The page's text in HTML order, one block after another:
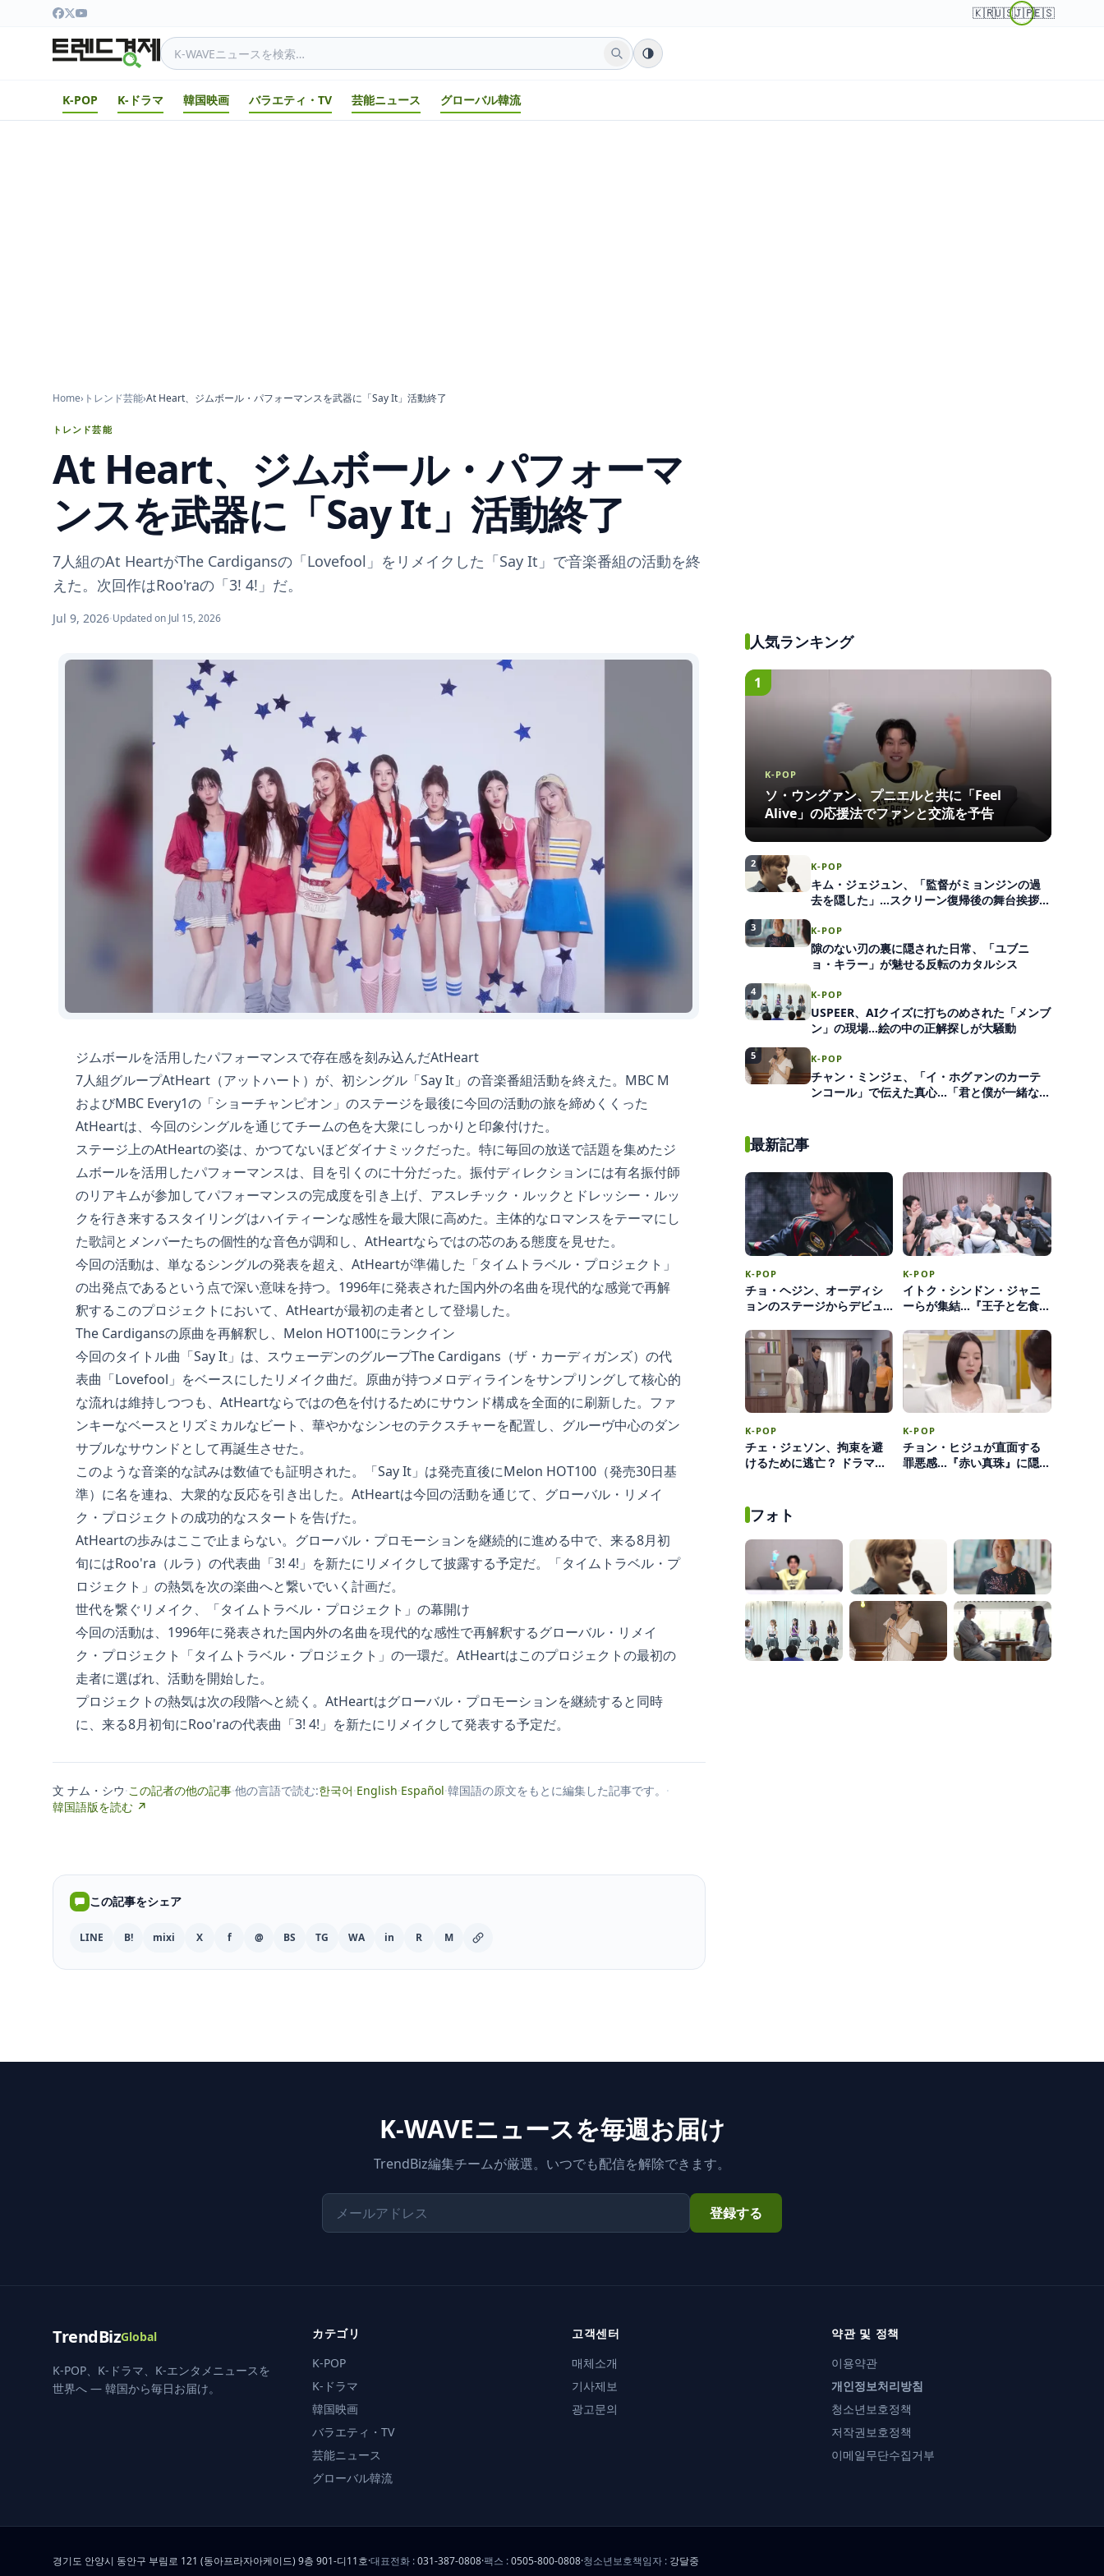
🇰🇷🇺🇸🇯🇵🇪🇸
K-POP K-ドラマ 韓国映画 バラエティ・TV 芸能ニュース グローバル韓流
Home› トレンド芸能›At Heart、ジムボール・パフォーマンスを武器に「Say It」活動終了
トレンド芸能
At Heart、ジムボール・パフォーマ
ンスを武器に「Say It」活動終了
7人組のAt HeartがThe Cardigansの「Lovefool」をリメイクした「Say It」で音楽番組の活動を終
えた。次回作はRoo'raの「3! 4!」だ。
Jul 9, 2026·Updated on Jul 15, 2026
ジムボールを活用したパフォーマンスで存在感を刻み込んだAtHeart
7人組グループAtHeart（アットハート）が、初シングル「Say It」の音楽番組活動を終えた。MBC M
およびMBC Every1の「ショーチャンピオン」のステージを最後に今回の活動の旅を締めくくった
AtHeartは、今回のシングルを通じてチームの色を大衆にしっかりと印象付けた。
ステージ上のAtHeartの姿は、かつてないほどダイナミックだった。特に毎回の放送で話題を集めたジ
ムボールを活用したパフォーマンスは、目を引くのに十分だった。振付ディレクションには有名振付師
のリアキムが参加してパフォーマンスの完成度を引き上げ、アスレチック・ルックとドレッシー・ルッ
クを行き来するスタイリングはハイティーンな感性を最大限に高めた。主体的なロマンスをテーマにし
た歌詞とメンバーたちの個性的な音色が調和し、AtHeartならではの芯のある態度を見せた。
今回の活動は、単なるシングルの発表を超え、AtHeartが準備した「タイムトラベル・プロジェクト」
の出発点であるという点で深い意味を持つ。1996年に発表された国内外の名曲を現代的な感覚で再解
釈するこのプロジェクトにおいて、AtHeartが最初の走者として登場した。
The Cardigansの原曲を再解釈し、Melon HOT100にランクイン
今回のタイトル曲「Say It」は、スウェーデンのグループThe Cardigans（ザ・カーディガンズ）の代
表曲「Lovefool」をベースにしたリメイク曲だ。原曲が持つメロディラインをサンプリングして核心的
な流れは維持しつつも、AtHeartならではの色を付けるためにサウンド構成を全面的に刷新した。ファ
ンキーなベースとリズミカルなビート、華やかなシンセのテクスチャーを配置し、グルーヴ中心のダン
サブルなサウンドとして再誕生させた。
このような音楽的な試みは数値でも証明された。「Say It」は発売直後にMelon HOT100（発売30日基
準）に名を連ね、大衆的な反応を引き出した。AtHeartは今回の活動を通じて、グローバル・リメイ
ク・プロジェクトの成功的なスタートを告げた。
AtHeartの歩みはここで止まらない。グローバル・プロモーションを継続的に進める中で、来る8月初
旬にはRoo'ra（ルラ）の代表曲「3! 4!」を新たにリメイクして披露する予定だ。「タイムトラベル・プ
ロジェクト」の熱気を次の楽曲へと繋いでいく計画だ。
世代を繋ぐリメイク、「タイムトラベル・プロジェクト」の幕開け
今回の活動は、1996年に発表された国内外の名曲を現代的な感性で再解釈するグローバル・リメイ
ク・プロジェクト「タイムトラベル・プロジェクト」の一環だ。AtHeartはこのプロジェクトの最初の
走者に選ばれ、活動を開始した。
プロジェクトの熱気は次の段階へと続く。AtHeartはグローバル・プロモーションを継続すると同時
に、来る8月初旬にRoo'raの代表曲「3! 4!」を新たにリメイクして発表する予定だ。
文 ナム・シウ·この記者の他の記事·他の言語で読む:한국어·English·Español·韓国語の原文をもとに編集した記事です。 ·
韓国語版を読む ↗
この記事をシェア
LINE B! mixi X f @ BS TG WA in R M
人気ランキング
1
K-POP
ソ・ウングァン、プニエルと共に「Feel
Alive」の応援法でファンと交流を予告
2 K-POP
キム・ジェジュン、「監督がミョンジンの過
去を隠した」…スクリーン復帰後の舞台挨拶ビ
3 K-POP
隙のない刃の裏に隠された日常、「ユブニ
ョ・キラー」が魅せる反転のカタルシス
4 K-POP
USPEER、AIクイズに打ちのめされた「メンブ
ン」の現場…絵の中の正解探しが大騒動
5 K-POP
チャン・ミンジェ、「イ・ホグァンのカーテ
ンコール」で伝えた真心…「君と僕が一緒な
最新記事
K-POP
チョ・ヘジン、オーディシ
ョンのステージからデビュ
としての足跡
K-POP
イトク・シンドン・ジャニ
ーらが集結…『王子と乞食』
ンド
K-POP
チェ・ジェソン、拘束を避
けるために逃亡？ ドラマ
K-POP
チョン・ヒジュが直面する
罪悪感…『赤い真珠』に隠さ
フォト
K-WAVEニュースを毎週お届け
TrendBiz編集チームが厳選。いつでも配信を解除できます。
登録する
TrendBizGlobal
K-POP、K-ドラマ、K-エンタメニュースを
世界へ — 韓国から毎日お届け。
カテゴリ
K-POP
K-ドラマ
韓国映画
バラエティ・TV
芸能ニュース
グローバル韓流
고객센터
매체소개
기사제보
광고문의
약관 및 정책
이용약관
개인정보처리방침
청소년보호정책
저작권보호정책
이메일무단수집거부
경기도 안양시 동안구 부림로 121 (동아프라자아케이드) 9층 901-디11호·대표전화 :031-387-0808·팩스 :0505-800-0808·청소년보호책임자 : 강달중